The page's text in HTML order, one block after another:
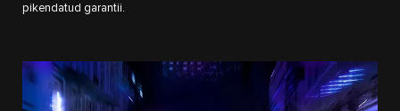
pikendatud garantii.